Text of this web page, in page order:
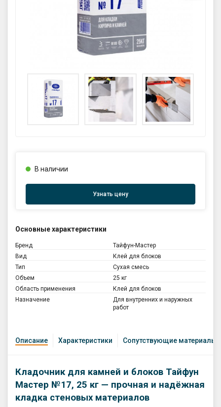
GPS координаты проезда к
складу:
53.85987990162563,27.420653302
90123
sales@profkomplekt.by
Основные характеристики
Бренд
Тайфун-Мастер
Вид
Клей для блоков
Тип
Сухая смесь
Объем
25 кг
Область применения
Клей для блоков
Назначение
Для внутренних и наружных
работ
В наличии
Узнать цену
Описание Характеристики Сопутствующие материалы
Кладочник для камней и блоков Тайфун
Мастер №17, 25 кг — прочная и надёжная
кладка стеновых материалов